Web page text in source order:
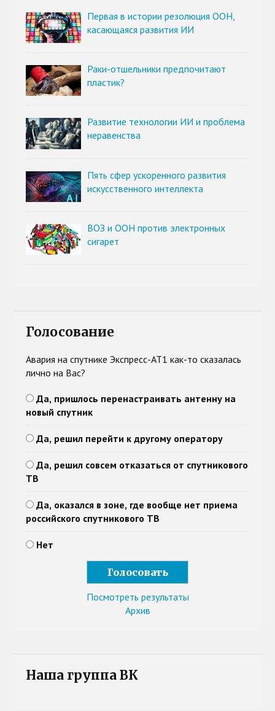
Первая в истории резолюция ООН,
касающаяся развития ИИ
Раки-отшельники предпочитают
пластик?
Развитие технологии ИИ и проблема
неравенства
Пять сфер ускоренного развития
искусственного интеллекта
ВОЗ и ООН против электронных
сигарет
Голосование
Авария на спутнике Экспресс-АТ1 как-то сказалась
лично на Вас?
Да, пришлось перенастраивать антенну на
новый спутник
Да, решил перейти к другому оператору
Да, решил совсем отказаться от спутникового
ТВ
Да, оказался в зоне, где вообще нет приема
российского спутникового ТВ
Нет
Посмотреть результаты
Архив
Наша группа ВК